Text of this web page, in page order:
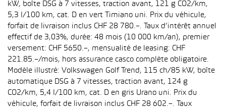
kW, boîte DSG à 7 vitesses, traction avant, 121 g CO2/km,
5,3 l/100 km, cat. D en vert Timiano uni. Prix du véhicule,
forfait de livraison inclus CHF 28 780.–. Taux d’intérêt annuel
effectif de 3,03%, durée: 48 mois (10 000 km/an), premier
versement: CHF 5650.–, mensualité de leasing: CHF
221.85.–/mois, hors assurance casco complète obligatoire.
Modèle illustré: Volkswagen Golf Trend, 115 ch/85 kW, boîte
automatique DSG à 7 vitesses, traction avant, 124 g
CO2/km, 5,4 l/100 km, cat. D en gris Urano uni. Prix du
véhicule, forfait de livraison inclus CHF 28 602.–. Taux